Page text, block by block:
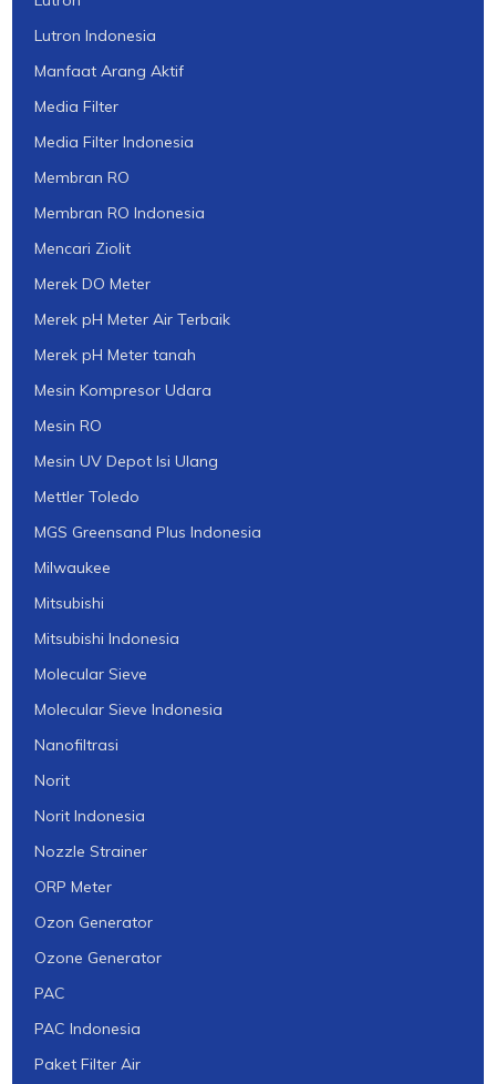
Lutron Indonesia
Manfaat Arang Aktif
Media Filter
Media Filter Indonesia
Membran RO
Membran RO Indonesia
Mencari Ziolit
Merek DO Meter
Merek pH Meter Air Terbaik
Merek pH Meter tanah
Mesin Kompresor Udara
Mesin RO
Mesin UV Depot Isi Ulang
Mettler Toledo
MGS Greensand Plus Indonesia
Milwaukee
Mitsubishi
Mitsubishi Indonesia
Molecular Sieve
Molecular Sieve Indonesia
Nanofiltrasi
Norit
Norit Indonesia
Nozzle Strainer
ORP Meter
Ozon Generator
Ozone Generator
PAC
PAC Indonesia
Paket Filter Air